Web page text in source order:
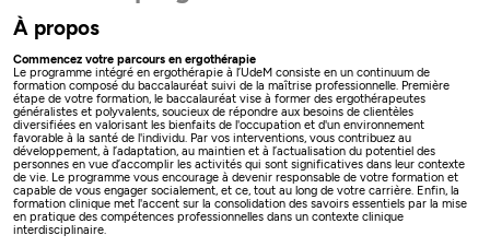
À propos
Commencez votre parcours en ergothérapie
Le programme intégré en ergothérapie à l’UdeM consiste en un continuum de
formation composé du baccalauréat suivi de la maîtrise professionnelle. Première
étape de votre formation, le baccalauréat vise à former des ergothérapeutes
généralistes et polyvalents, soucieux de répondre aux besoins de clientèles
diversifiées en valorisant les bienfaits de l'occupation et d'un environnement
favorable à la santé de l'individu. Par vos interventions, vous contribuez au
développement, à l’adaptation, au maintien et à l’actualisation du potentiel des
personnes en vue d’accomplir les activités qui sont significatives dans leur contexte
de vie. Le programme vous encourage à devenir responsable de votre formation et
capable de vous engager socialement, et ce, tout au long de votre carrière. Enfin, la
formation clinique met l'accent sur la consolidation des savoirs essentiels par la mise
en pratique des compétences professionnelles dans un contexte clinique
interdisciplinaire.